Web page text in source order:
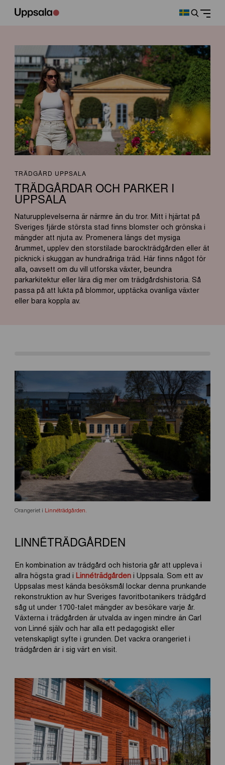
TRÄDGÅRD UPPSALA
TRÄDGÅRDAR OCH PARKER I
UPPSALA
Naturupplevelserna är närmre än du tror. Mitt i hjärtat på
Sveriges fjärde största stad finns blomster och grönska i
mängder att njuta av. Promenera längs det mysiga
årummet, upplev den storstilade barockträdgården eller ät
picknick i skuggan av hundraåriga träd. Här finns något för
alla, oavsett om du vill utforska växter, beundra
parkarkitektur eller lära dig mer om trädgårdshistoria. Så
passa på att lukta på blommor, upptäcka ovanliga växter
eller bara koppla av.
Orangeriet i Linnéträdgården.
LINNÉTRÄDGÅRDEN
En kombination av trädgård och historia går att uppleva i
allra högsta grad i Linnéträdgårdeni Uppsala. Som ett av
Uppsalas mest kända besöksmål lockar denna prunkande
rekonstruktion av hur Sveriges favoritbotanikers trädgård
såg ut under 1700-talet mängder av besökare varje år.
Växterna i trädgården är utvalda av ingen mindre än Carl
von Linné själv och har alla ett pedagogiskt eller
vetenskapligt syfte i grunden. Det vackra orangeriet i
trädgården är i sig värt en visit.